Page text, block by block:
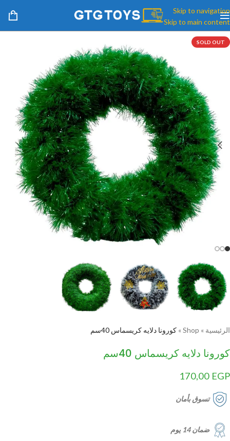
Skip to navigation
Skip to main content
SOLD OUT
الرئيسية »
Shop
» كورونا دلايه كريسماس 40سم
كورونا دلايه كريسماس 40سم
170,00 EGP
تسوق بأمان
ضمان 14 يوم